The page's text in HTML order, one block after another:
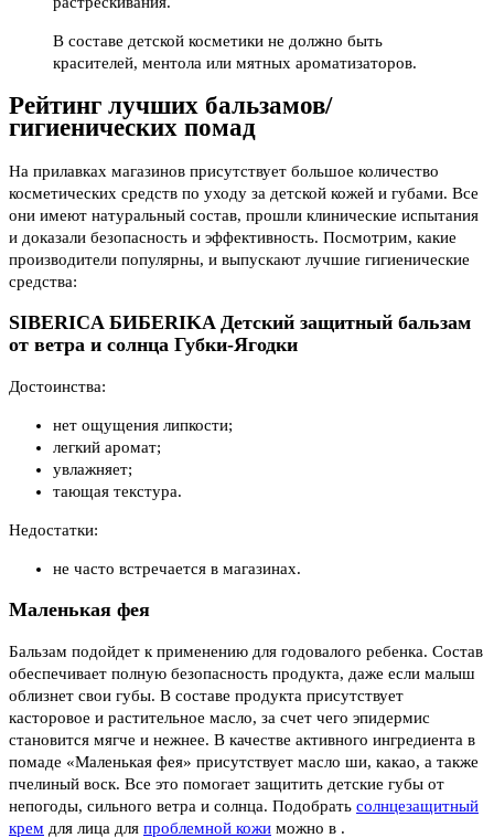
В составе детской косметики не должно быть
красителей, ментола или мятных ароматизаторов.
Рейтинг лучших бальзамов/
гигиенических помад
На прилавках магазинов присутствует большое количество
косметических средств по уходу за детской кожей и губами. Все
они имеют натуральный состав, прошли клинические испытания
и доказали безопасность и эффективность. Посмотрим, какие
производители популярны, и выпускают лучшие гигиенические
средства:
SIBERICA БИБЕRIKA Детский защитный бальзам
от ветра и солнца Губки-Ягодки
Достоинства:
нет ощущения липкости;
легкий аромат;
увлажняет;
тающая текстура.
Недостатки:
не часто встречается в магазинах.
Маленькая фея
Бальзам подойдет к применению для годовалого ребенка. Состав
обеспечивает полную безопасность продукта, даже если малыш
облизнет свои губы. В составе продукта присутствует
касторовое и растительное масло, за счет чего эпидермис
становится мягче и нежнее. В качестве активного ингредиента в
помаде «Маленькая фея» присутствует масло ши, какао, а также
пчелиный воск. Все это помогает защитить детские губы от
непогоды, сильного ветра и солнца. Подобрать солнцезащитный
крем для лица для проблемной кожи можно в .